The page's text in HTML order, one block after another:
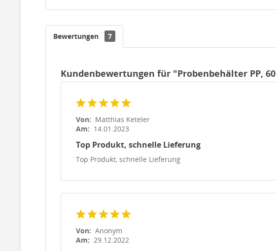
Bewertungen 7
Kundenbewertungen für "Probenbehälter PP,
Von: Matthias Keteler
Am: 14.01.2023
Top Produkt, schnelle Lieferung
Top Produkt, schnelle Lieferung
Von: Anonym
Am: 29.12.2022